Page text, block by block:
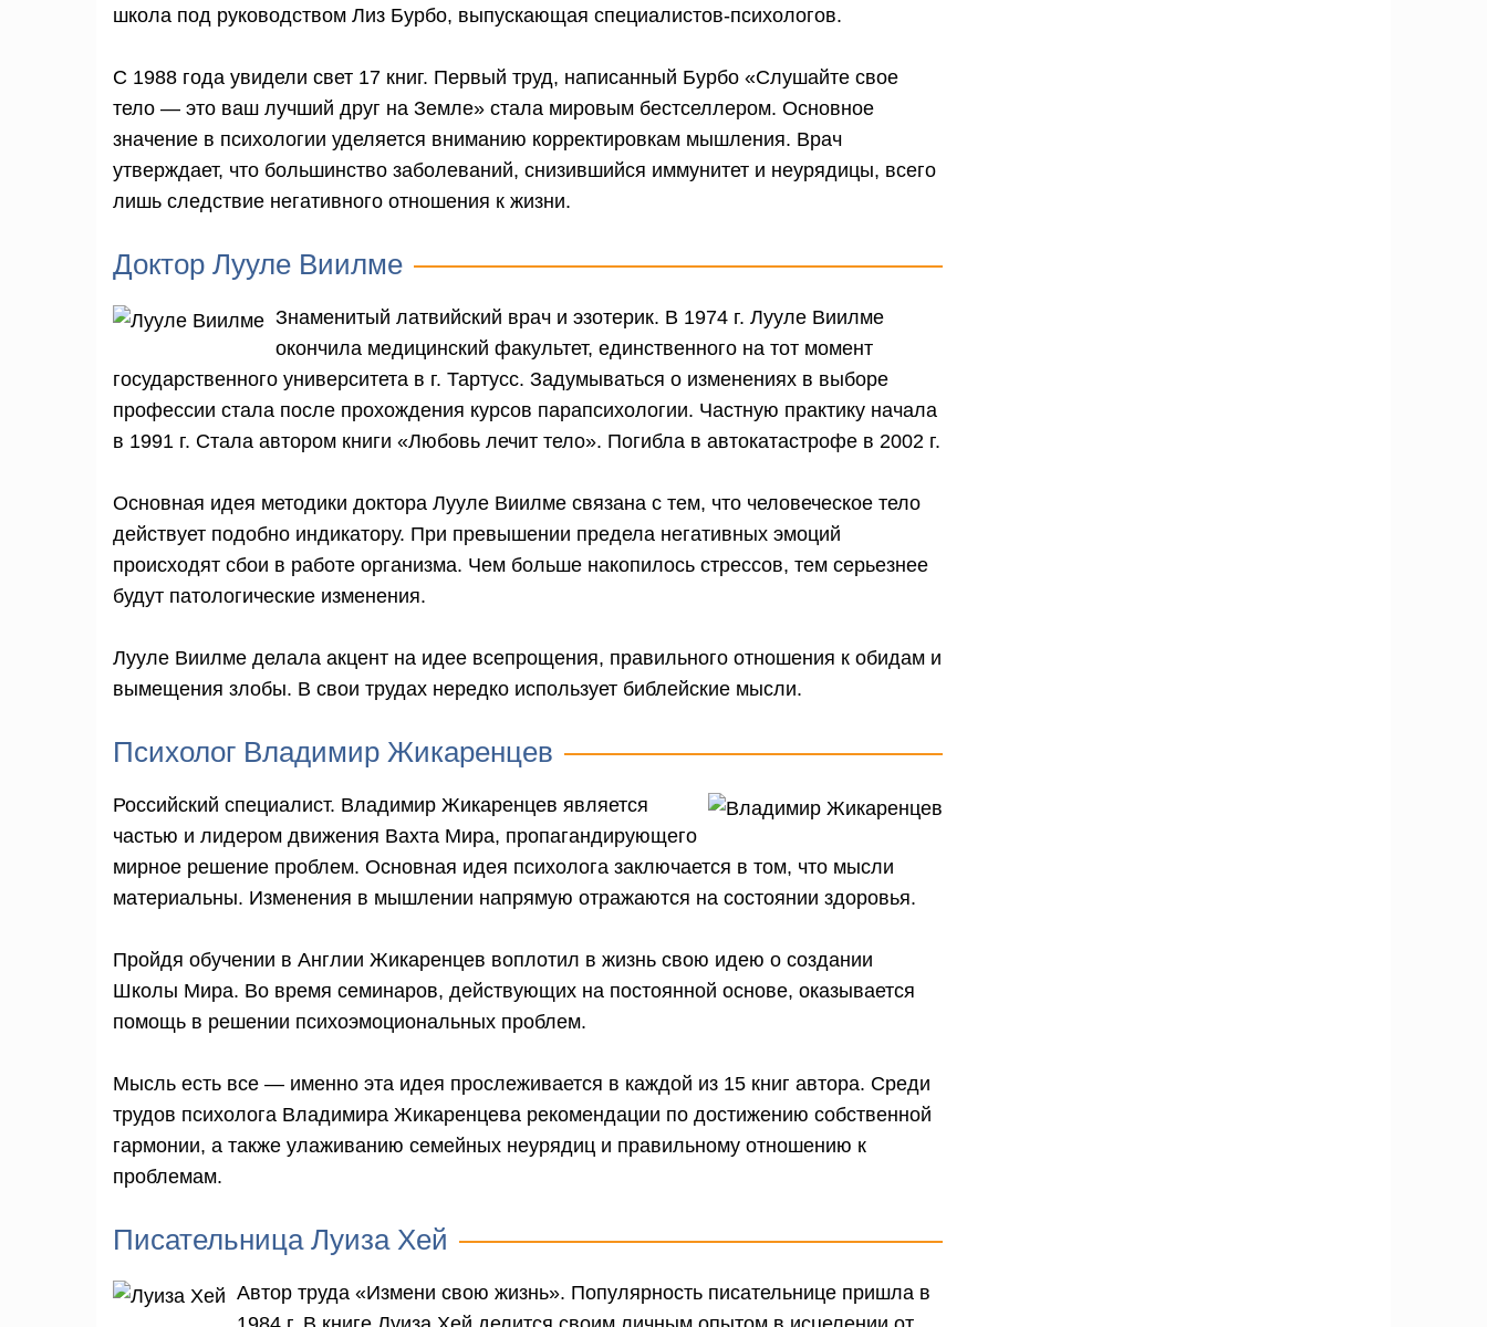
школа под руководством Лиз Бурбо, выпускающая специалистов-психологов.
С 1988 года увидели свет 17 книг. Первый труд, написанный Бурбо «Слушайте свое
тело — это ваш лучший друг на Земле» стала мировым бестселлером. Основное
значение в психологии уделяется вниманию корректировкам мышления. Врач
утверждает, что большинство заболеваний, снизившийся иммунитет и неурядицы, всего
лишь следствие негативного отношения к жизни.
Доктор Лууле Виилме
Знаменитый латвийский врач и эзотерик. В 1974 г. Лууле Виилме
окончила медицинский факультет, единственного на тот момент
государственного университета в г. Тартусс. Задумываться о изменениях в выборе
профессии стала после прохождения курсов парапсихологии. Частную практику начала
в 1991 г. Стала автором книги «Любовь лечит тело». Погибла в автокатастрофе в 2002 г.
Основная идея методики доктора Лууле Виилме связана с тем, что человеческое тело
действует подобно индикатору. При превышении предела негативных эмоций
происходят сбои в работе организма. Чем больше накопилось стрессов, тем серьезнее
будут патологические изменения.
Лууле Виилме делала акцент на идее всепрощения, правильного отношения к обидам и
вымещения злобы. В свои трудах нередко использует библейские мысли.
Психолог Владимир Жикаренцев
Российский специалист. Владимир Жикаренцев является
частью и лидером движения Вахта Мира, пропагандирующего
мирное решение проблем. Основная идея психолога заключается в том, что мысли
материальны. Изменения в мышлении напрямую отражаются на состоянии здоровья.
Пройдя обучении в Англии Жикаренцев воплотил в жизнь свою идею о создании
Школы Мира. Во время семинаров, действующих на постоянной основе, оказывается
помощь в решении психоэмоциональных проблем.
Мысль есть все — именно эта идея прослеживается в каждой из 15 книг автора. Среди
трудов психолога Владимира Жикаренцева рекомендации по достижению собственной
гармонии, а также улаживанию семейных неурядиц и правильному отношению к
проблемам.
Писательница Луиза Хей
Автор труда «Измени свою жизнь». Популярность писательнице пришла в